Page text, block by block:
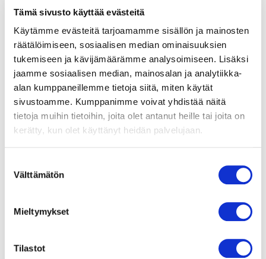
Tämä sivusto käyttää evästeitä
Käytämme evästeitä tarjoamamme sisällön ja mainosten
räätälöimiseen, sosiaalisen median ominaisuuksien
tukemiseen ja kävijämäärämme analysoimiseen. Lisäksi
jaamme sosiaalisen median, mainosalan ja analytiikka-
alan kumppaneillemme tietoja siitä, miten käytät
sivustoamme. Kumppanimme voivat yhdistää näitä
tietoja muihin tietoihin, joita olet antanut heille tai joita on
kerätty, kun olet käyttänyt heidän palvelujaan.
valinta
Välttämätön
Mieltymykset
Tilastot
Moottorisuoja / Suoja
lämpökytkin
moottorisuoja, palautus
katkaisemalla verkkovirta.
Suojausluokka
IP44
taaksepäinkaartuvin
siivin, valmistettu